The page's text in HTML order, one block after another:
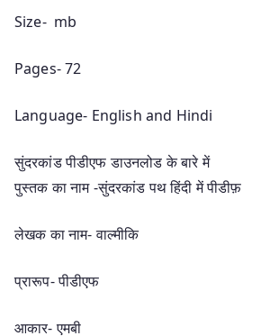
Size- mb
Pages- 72
Language- English and Hindi
सुंदरकांड पीडीएफ डाउनलोड के बारे में
पुस्तक का नाम -सुंदरकांड पथ हिंदी में पीडीफ़
लेखक का नाम- वाल्मीकि
प्रारूप- पीडीएफ
आकार- एमबी